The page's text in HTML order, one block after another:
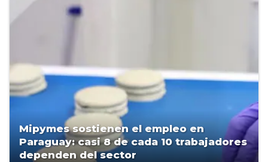
Mipymes sostienen el empleo en
Paraguay: casi 8 de cada 10 trabajadores
dependen del sector